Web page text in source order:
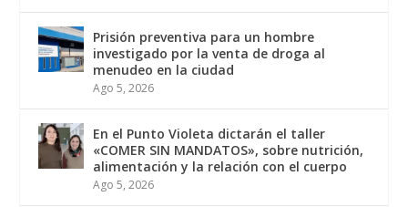
Prisión preventiva para un hombre
investigado por la venta de droga al
menudeo en la ciudad
Ago 5, 2026
En el Punto Violeta dictarán el taller
«COMER SIN MANDATOS», sobre nutrición,
alimentación y la relación con el cuerpo
Ago 5, 2026